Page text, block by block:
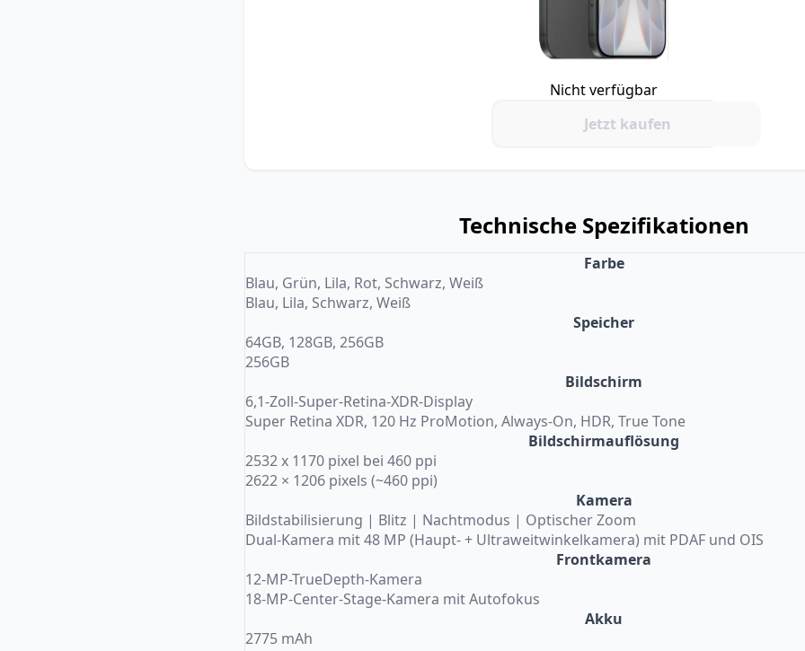
Nicht verfügbar
Jetzt kaufen
Technische Spezifikationen
Farbe
Blau, Grün, Lila, Rot, Schwarz, Weiß
Blau, Lila, Schwarz, Weiß
Speicher
64GB, 128GB, 256GB
256GB
Bildschirm
6,1-Zoll-Super-Retina-XDR-Display
Super Retina XDR, 120 Hz ProMotion, Always-On, HDR, True Tone
Bildschirmauflösung
2532 x 1170 pixel bei 460 ppi
2622 × 1206 pixels (~460 ppi)
Kamera
Bildstabilisierung | Blitz | Nachtmodus | Optischer Zoom
Dual-Kamera mit 48 MP (Haupt- + Ultraweitwinkelkamera) mit PDAF und OIS
Frontkamera
12-MP-TrueDepth-Kamera
18-MP-Center-Stage-Kamera mit Autofokus
Akku
2775 mAh